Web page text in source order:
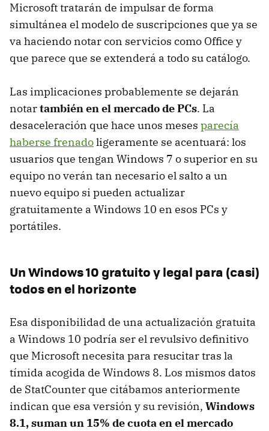
Microsoft tratarán de impulsar de forma
simultánea el modelo de suscripciones que ya se
va haciendo notar con servicios como Office y
que parece que se extenderá a todo su catálogo.
Las implicaciones probablemente se dejarán
notartambién en el mercado de PCs. La
desaceleración que hace unos meses parecía
haberse frenadoligeramente se acentuará: los
usuarios que tengan Windows 7 o superior en su
equipo no verán tan necesario el salto a un
nuevo equipo si pueden actualizar
gratuitamente a Windows 10 en esos PCs y
portátiles.
Un Windows 10 gratuito y legal para (casi)
todos en el horizonte
Esa disponibilidad de una actualización gratuita
a Windows 10 podría ser el revulsivo definitivo
que Microsoft necesita para resucitar tras la
tímida acogida de Windows 8. Los mismos datos
de StatCounter que citábamos anteriormente
indican que esa versión y su revisión, Windows
8.1, suman un 15% de cuota en el mercado